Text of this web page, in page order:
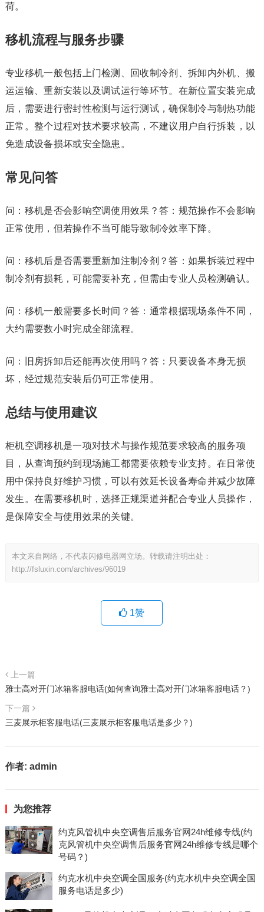
荷。
移机流程与服务步骤
专业移机一般包括上门检测、回收制冷剂、拆卸内外机、搬
运运输、重新安装以及调试运行等环节。在新位置安装完成
后，需要进行密封性检测与运行测试，确保制冷与制热功能
正常。整个过程对技术要求较高，不建议用户自行拆装，以
免造成设备损坏或安全隐患。
常见问答
问：移机是否会影响空调使用效果？答：规范操作不会影响
正常使用，但若操作不当可能导致制冷效率下降。
问：移机后是否需要重新加注制冷剂？答：如果拆装过程中
制冷剂有损耗，可能需要补充，但需由专业人员检测确认。
问：移机一般需要多长时间？答：通常根据现场条件不同，
大约需要数小时完成全部流程。
问：旧房拆卸后还能再次使用吗？答：只要设备本身无损
坏，经过规范安装后仍可正常使用。
总结与使用建议
柜机空调移机是一项对技术与操作规范要求较高的服务项
目，从查询预约到现场施工都需要依赖专业支持。在日常使
用中保持良好维护习惯，可以有效延长设备寿命并减少故障
发生。在需要移机时，选择正规渠道并配合专业人员操作，
是保障安全与使用效果的关键。
本文来自网络，不代表闪修电器网立场。转载请注明出处：
http://fsluxin.com/archives/96019
1赞
上一篇
雅士高对开门冰箱客服电话(如何查询雅士高对开门冰箱客服电话？)
下一篇
三麦展示柜客服电话(三麦展示柜客服电话是多少？)
作者: admin
为您推荐
约克风管机中央空调售后服务官网24h维修专线(约
克风管机中央空调售后服务官网24h维修专线是哪个
号码？)
约克水机中央空调全国服务(约克水机中央空调全国
服务电话是多少)